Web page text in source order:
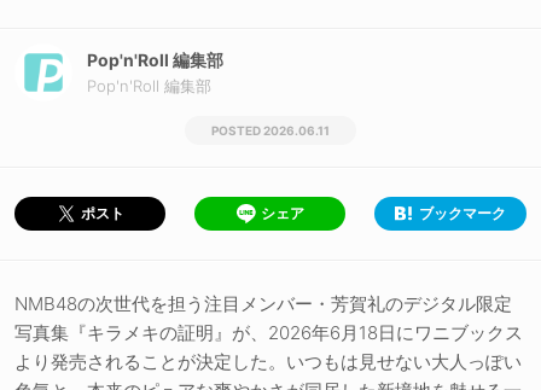
Pop'n'Roll 編集部
Pop'n'Roll 編集部
2026.06.11
ポスト シェア ブックマーク
NMB48の次世代を担う注目メンバー・芳賀礼のデジタル限定
写真集『キラメキの証明』が、2026年6月18日にワニブックス
より発売されることが決定した。いつもは見せない大人っぽい